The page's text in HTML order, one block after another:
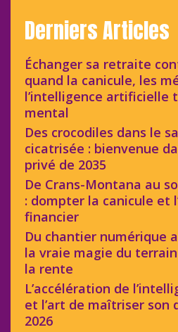
Derniers Articles
Échanger sa retraite
quand la canicule, les
l’intelligence artificielle
mental
Des crocodiles dans le
cicatrisée : bienvenue
privé de 2035
De Crans-Montana au
: dompter la canicule et
financier
Du chantier numérique
la vraie magie du
la rente
L’accélération de
et l’art de maîtriser son
2026